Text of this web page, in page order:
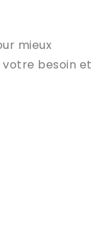
mieux
besoin et